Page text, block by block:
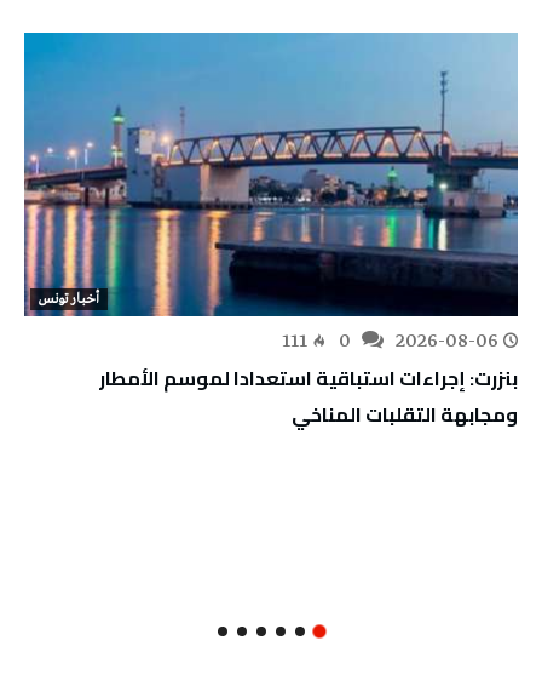
أخبار تونس
2026-08-06
111
بنزرت: إجراءات استباقية استعدادا لموسم الأمطار
ومجابهة التقلبات المناخي